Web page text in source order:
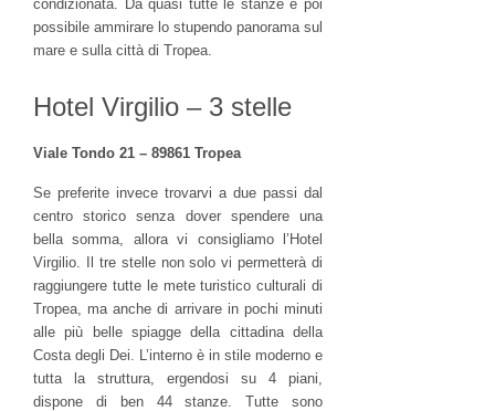
condizionata. Da quasi tutte le stanze è poi
possibile ammirare lo stupendo panorama sul
mare e sulla città di Tropea.
Hotel Virgilio – 3 stelle
Viale Tondo 21 – 89861 Tropea
Se preferite invece trovarvi a due passi dal
centro storico senza dover spendere una
bella somma, allora vi consigliamo l’Hotel
Virgilio. Il tre stelle non solo vi permetterà di
raggiungere tutte le mete turistico culturali di
Tropea, ma anche di arrivare in pochi minuti
alle più belle spiagge della cittadina della
Costa degli Dei. L’interno è in stile moderno e
tutta la struttura, ergendosi su 4 piani,
dispone di ben 44 stanze. Tutte sono